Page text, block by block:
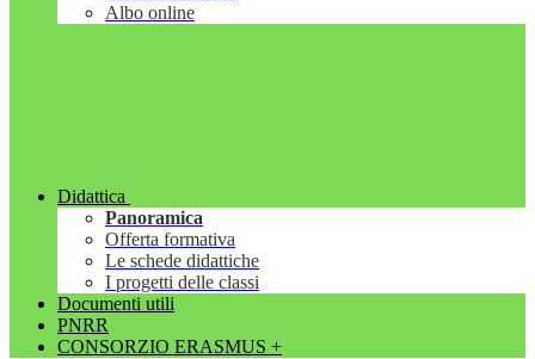
Albo online
Didattica
Panoramica
Offerta formativa
Le schede didattiche
I progetti delle classi
Documenti utili
PNRR
CONSORZIO ERASMUS +